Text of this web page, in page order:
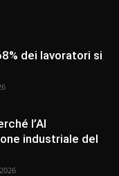
dei lavoratori si
l’AI
industriale del